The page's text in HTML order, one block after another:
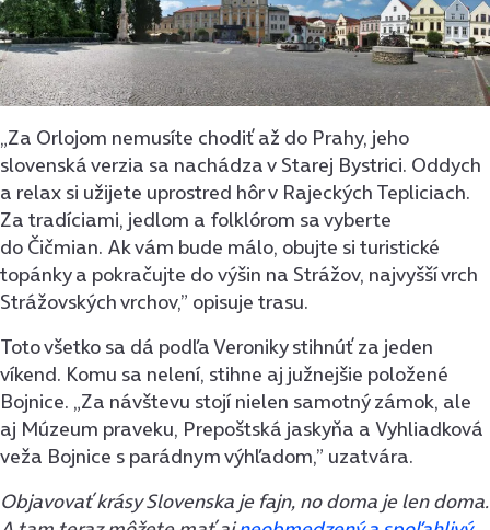
„Za Orlojom nemusíte chodiť až do Prahy, jeho
slovenská verzia sa nachádza v Starej Bystrici. Oddych
a relax si užijete uprostred hôr v Rajeckých Tepliciach.
Za tradíciami, jedlom a folklórom sa vyberte
do Čičmian. Ak vám bude málo, obujte si turistické
topánky a pokračujte do výšin na Strážov, najvyšší vrch
Strážovských vrchov,” opisuje trasu.
Toto všetko sa dá podľa Veroniky stihnúť za jeden
víkend. Komu sa nelení, stihne aj južnejšie položené
Bojnice. „Za návštevu stojí nielen samotný zámok, ale
aj Múzeum praveku, Prepoštská jaskyňa a Vyhliadková
veža Bojnice s parádnym výhľadom,” uzatvára.
Objavovať krásy Slovenska je fajn, no doma je len doma.